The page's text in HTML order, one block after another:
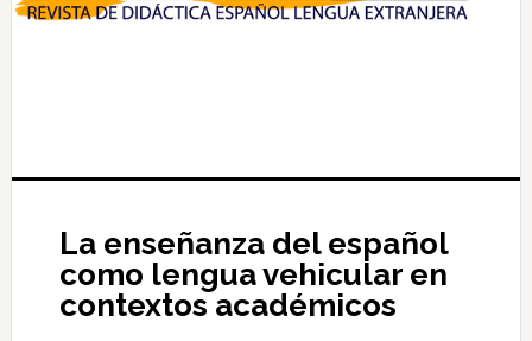
La enseñanza del español
como lengua vehicular en
contextos académicos